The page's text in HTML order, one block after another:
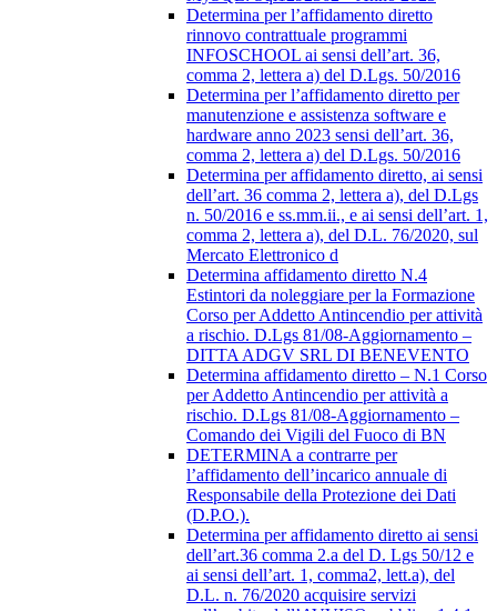
Determina per l’affidamento diretto
rinnovo contrattuale programmi
INFOSCHOOL ai sensi dell’art. 36,
comma 2, lettera a) del D.Lgs. 50/2016
Determina per l’affidamento diretto per
manutenzione e assistenza software e
hardware anno 2023 sensi dell’art. 36,
comma 2, lettera a) del D.Lgs. 50/2016
Determina per affidamento diretto, ai sensi
dell’art. 36 comma 2, lettera a), del D.Lgs
n. 50/2016 e ss.mm.ii., e ai sensi dell’art. 1,
comma 2, lettera a), del D.L. 76/2020, sul
Mercato Elettronico d
Determina affidamento diretto N.4
Estintori da noleggiare per la Formazione
Corso per Addetto Antincendio per attività
a rischio. D.Lgs 81/08-Aggiornamento –
DITTA ADGV SRL DI BENEVENTO
Determina affidamento diretto – N.1 Corso
per Addetto Antincendio per attività a
rischio. D.Lgs 81/08-Aggiornamento –
Comando dei Vigili del Fuoco di BN
DETERMINA a contrarre per
l’affidamento dell’incarico annuale di
Responsabile della Protezione dei Dati
(D.P.O.).
Determina per affidamento diretto ai sensi
dell’art.36 comma 2.a del D. Lgs 50/12 e
ai sensi dell’art. 1, comma2, lett.a), del
D.L. n. 76/2020 acquisire servizi